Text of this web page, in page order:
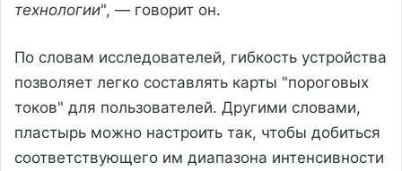
технологии", — говорит он.
По словам исследователей, гибкость устройства
позволяет легко составлять карты "пороговых
токов" для пользователей. Другими словами,
пластырь можно настроить так, чтобы добиться
соответствующего им диапазона интенсивности